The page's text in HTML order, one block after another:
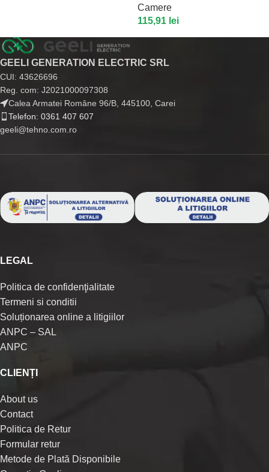
Camere
115,91 lei
GEELI GENERATION ELECTRIC SRL
CUI: 43626696
Reg. com: J2021000097308
Calea Armatei Române 96/B, 445100, Carei
Telefon: 0361 407 607
geeli@tehno.com.ro
LEGAL
Politica de confidenţialitate
Termeni si conditii
Soluționarea online a litigiilor
ANPC – SAL
ANPC
CLIENȚI
About us
Contact
Politica de Retur
Formular retur
Metode de Plată Disponibile